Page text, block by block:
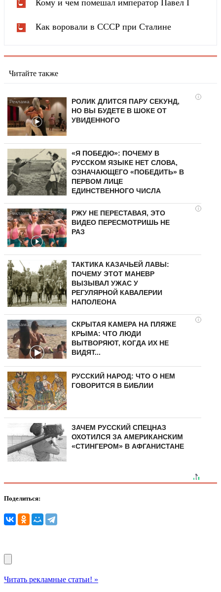
Кому и чем помешал император Павел I
Как воровали в СССР при Сталине
Читайте также
i
РОЛИК ДЛИТСЯ ПАРУ СЕКУНД,
НО ВЫ БУДЕТЕ В ШОКЕ ОТ
УВИДЕННОГО
«Я ПОБЕДЮ»: ПОЧЕМУ В
РУССКОМ ЯЗЫКЕ НЕТ СЛОВА,
ОЗНАЧАЮЩЕГО «ПОБЕДИТЬ» В
ПЕРВОМ ЛИЦЕ
ЕДИНСТВЕННОГО ЧИСЛА
i
РЖУ НЕ ПЕРЕСТАВАЯ, ЭТО
ВИДЕО ПЕРЕСМОТРИШЬ НЕ
РАЗ
ТАКТИКА КАЗАЧЬЕЙ ЛАВЫ:
ПОЧЕМУ ЭТОТ МАНЕВР
ВЫЗЫВАЛ УЖАС У
РЕГУЛЯРНОЙ КАВАЛЕРИИ
НАПОЛЕОНА
i
СКРЫТАЯ КАМЕРА НА ПЛЯЖЕ
КРЫМА: ЧТО ЛЮДИ
ВЫТВОРЯЮТ, КОГДА ИХ НЕ
ВИДЯТ...
РУССКИЙ НАРОД: ЧТО О НЕМ
ГОВОРИТСЯ В БИБЛИИ
ЗАЧЕМ РУССКИЙ СПЕЦНАЗ
ОХОТИЛСЯ ЗА АМЕРИКАНСКИМ
«СТИНГЕРОМ» В АФГАНИСТАНЕ
Поделиться:
Читать рекламные статьи! »